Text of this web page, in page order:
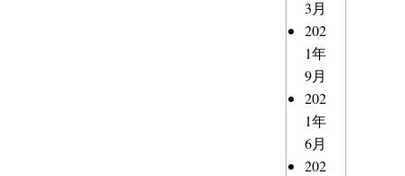
3月
202
1年
9月
202
1年
6月
202